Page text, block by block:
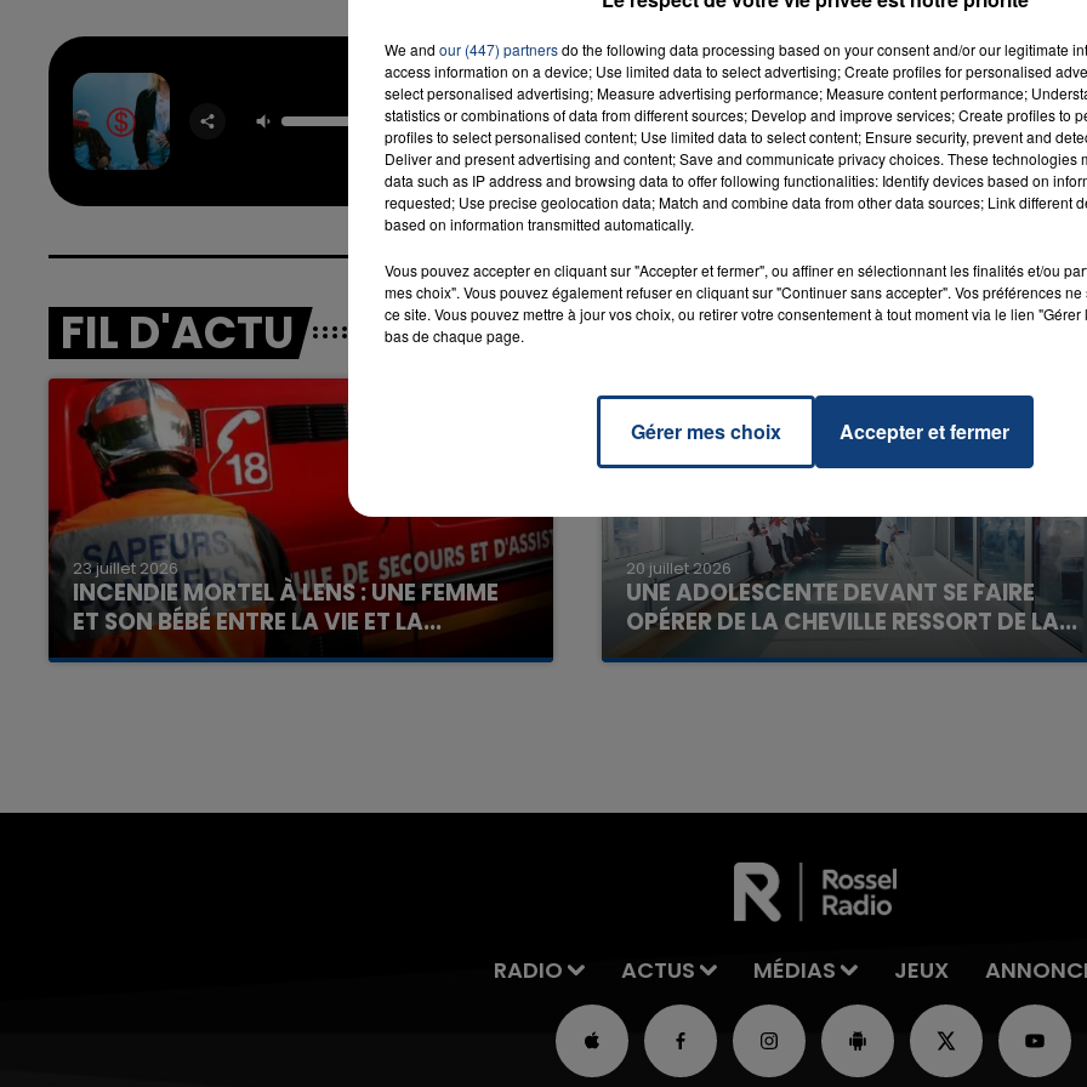
Dance
SLAYYYTER
RADIO CONTACT
FIL D'ACTU
23 juillet 2026
INCENDIE MORTEL À LENS : UNE FEMME
ET SON BÉBÉ ENTRE LA VIE ET LA...
Un homme s'est immolé par le feu après avoir
20 juillet 2026
UNE ADOLESCENTE DEVANT SE FAIRE
OPÉRER DE LA CHEVILLE RESSORT DE LA...
La famille a porté plainte contre la clinique qui a
RADIO ACTUS MÉDIAS JEUX
We and our (447) partnersdo the following data processing based on your consent and/or our legitimate
access information on a device; Use limited data to select advertising; Create profiles for personalised
select personalised advertising; Measure advertising performance; Measure content performance;
statistics or combinations of data from different sources; Develop and improve services; Create profiles to
profiles to select personalised content; Use limited data to select content; Ensure security, prevent and
Deliver and present advertising and content; Save and communicate privacy choices. These technologies
data such as IP address and browsing data to offer following functionalities: Identify devices based on
requested; Use precise geolocation data; Match and combine data from other data sources; Link different
based on information transmitted automatically.
Vous pouvez accepter en cliquant sur "Accepter et fermer", ou affiner en sélectionnant les finalités et/ou
mes choix". Vous pouvez également refuser en cliquant sur "Continuer sans accepter". Vos préférences
ce site. Vous pouvez mettre à jour vos choix, ou retirer votre consentement à tout moment via le lien
bas de chaque page.
Gérer mes choix Accepter et fermer